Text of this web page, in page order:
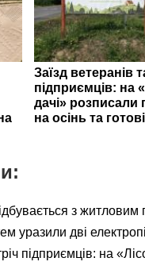
Заїзд ветеранів
підприємців: на
дачі» розписали
на осінь та
з
уразили дві
підприємців: на